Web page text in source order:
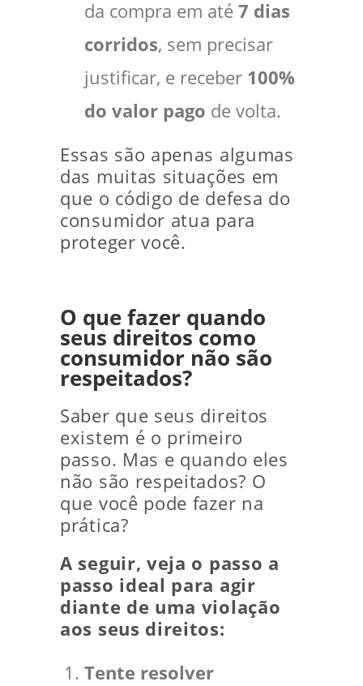
da compra em até 7 dias
corridos, sem precisar
justificar, e receber 100%
do valor pago de volta.
Essas são apenas algumas
das muitas situações em
que o código de defesa do
consumidor atua para
proteger você.
O que fazer quando
seus direitos como
consumidor não são
respeitados?
Saber que seus direitos
existem é o primeiro
passo. Mas e quando eles
não são respeitados? O
que você pode fazer na
prática?
A seguir, veja o passo a
passo ideal para agir
diante de uma violação
aos seus direitos:
Tente resolver